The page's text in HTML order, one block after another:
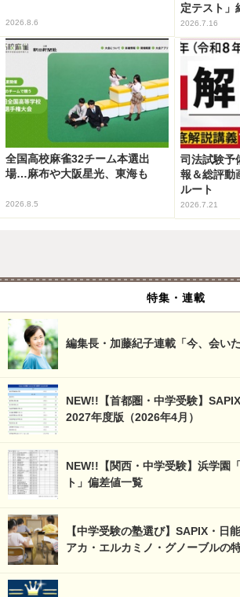
2026.8.6
定テスト」
2026.7.16
全国高校麻雀32チーム本選出
場…麻布や大阪星光、東海も
2026.8.5
司法試験予
報＆総評
ルート
2026.7.21
特集・連載
編集長・加藤紀子連載「今、会いた
NEW!!【首都圏・中学受験】
2027年度版（2026年4月）
NEW!!【関西・中学受験】浜学園
ト」偏差値一覧
【中学受験の塾選び】SAPIX・日
アカ・エルカミノ・グノーブルの